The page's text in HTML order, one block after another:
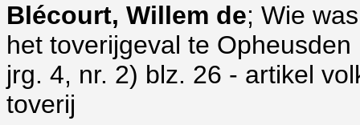
Blécourt, Willem de; Wie
het toverijgeval te
jrg. 4, nr. 2) blz. 26 - artikel
toverij